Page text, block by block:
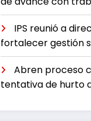
IPS reunió a
fortalecer gestión
Abren proceso
tentativa de hurto